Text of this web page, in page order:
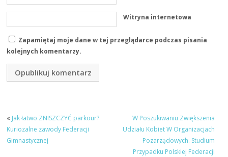
Witryna internetowa
Zapamiętaj moje dane w tej przeglądarce podczas pisania
kolejnych komentarzy.
« Jak łatwo ZNISZCZYĆ parkour?
Kuriozalne zawody Federacji
Gimnastycznej
W Poszukiwaniu Zwiększenia
Udziału Kobiet W Organizacjach
Pozarządowych. Studium
Przypadku Polskiej Federacji